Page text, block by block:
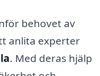
behovet av
anlita experter
. Med deras hjälp